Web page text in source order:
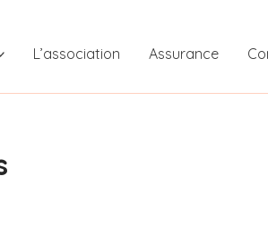
L’association Assurance